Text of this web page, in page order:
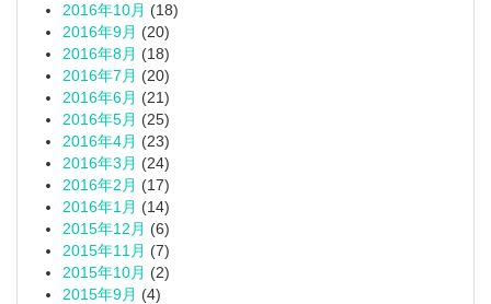
2016年10月 (18)
2016年9月 (20)
2016年8月 (18)
2016年7月 (20)
2016年6月 (21)
2016年5月 (25)
2016年4月 (23)
2016年3月 (24)
2016年2月 (17)
2016年1月 (14)
2015年12月 (6)
2015年11月 (7)
2015年10月 (2)
2015年9月 (4)